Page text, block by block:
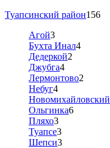
Туапсинский район156
Агой3
Бухта Инал4
Дедеркой2
Джубга4
Лермонтово2
Небуг4
Новомихайловский
Ольгинка6
Пляхо3
Туапсе3
Шепси3